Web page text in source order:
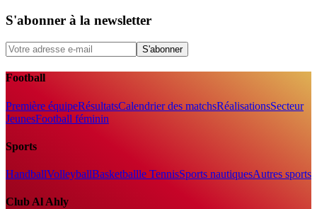
S'abonner à la newsletter
S'abonner
Football
Première équipeRésultatsCalendrier des matchsRéalisationsSecteur
JeunesFootball féminin
Sports
HandballVolleyballBasketballle TennisSports nautiquesAutres sports
Club Al Ahly